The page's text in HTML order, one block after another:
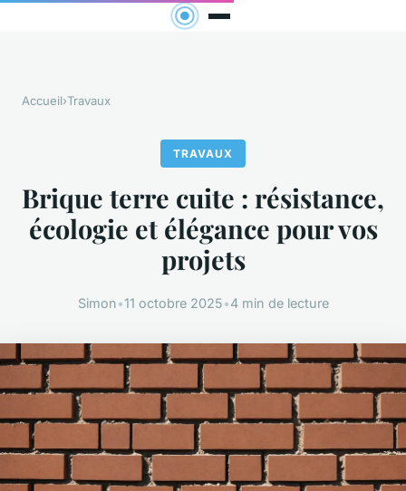
Accueil›Travaux
TRAVAUX
Brique terre cuite : résistance,
écologie et élégance pour vos
projets
Simon•11 octobre 2025•4 min de lecture